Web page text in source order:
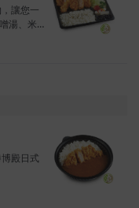
讓您一
湯、米
秘訣：
殿日式